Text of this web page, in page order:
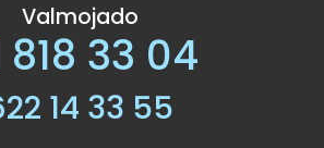
Valmojado
818 33 04
14 33 55